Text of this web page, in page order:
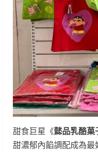
甜食巨星《懿品乳酪菓
甜濃郁內餡調配成為